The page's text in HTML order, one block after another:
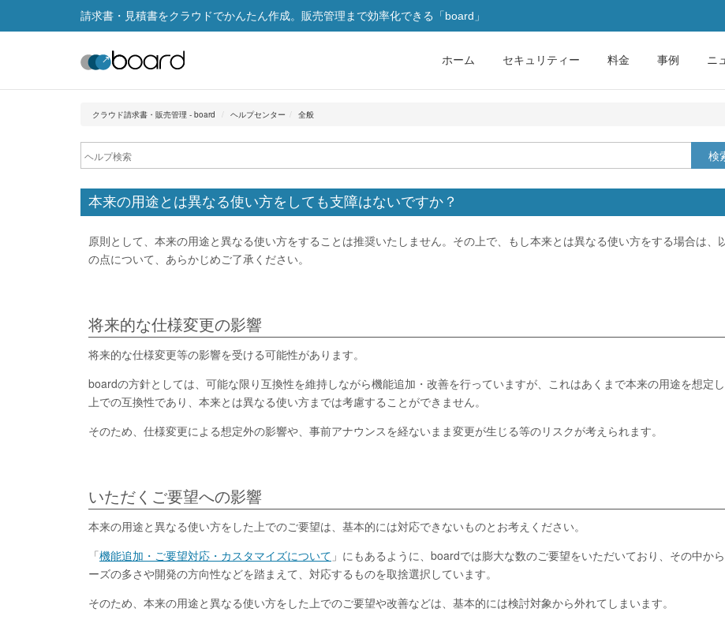
請求書・見積書をクラウドでかんたん作成。販売管理まで効率化できる「board」
ホーム セキュリティー 料金 事例 ニ
クラウド請求書・販売管理 - board ヘルプセンター 全般
検
本来の用途とは異なる使い方をしても支障はないですか？
原則として、本来の用途と異なる使い方をすることは推奨いたしません。その上で、もし本来とは異なる使い方をする場合は、
の点について、あらかじめご了承ください。
将来的な仕様変更の影響
将来的な仕様変更等の影響を受ける可能性があります。
boardの方針としては、可能な限り互換性を維持しながら機能追加・改善を行っていますが、これはあくまで本来の用途を想定
上での互換性であり、本来とは異なる使い方までは考慮することができません。
そのため、仕様変更による想定外の影響や、事前アナウンスを経ないまま変更が生じる等のリスクが考えられます。
いただくご要望への影響
本来の用途と異なる使い方をした上でのご要望は、基本的には対応できないものとお考えください。
「機能追加・ご要望対応・カスタマイズについて 」にもあるように、boardでは膨大な数のご要望をいただいており、その中か
ーズの多さや開発の方向性などを踏まえて、対応するものを取捨選択しています。
そのため、本来の用途と異なる使い方をした上でのご要望や改善などは、基本的には検討対象から外れてしまいます。